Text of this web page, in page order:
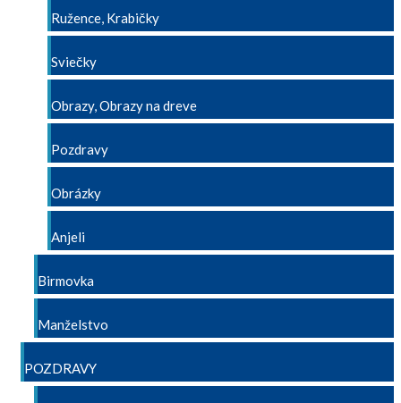
Ružence, Krabičky
Sviečky
Obrazy, Obrazy na dreve
Pozdravy
Obrázky
Anjeli
Birmovka
Manželstvo
POZDRAVY